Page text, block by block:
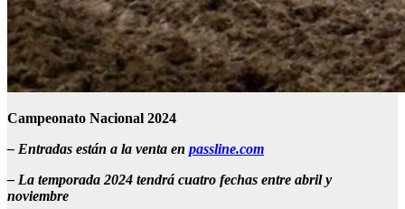
Campeonato Nacional 2024
– Entradas están a la venta en passline.com
– La temporada 2024 tendrá cuatro fechas entre abril y
noviembre